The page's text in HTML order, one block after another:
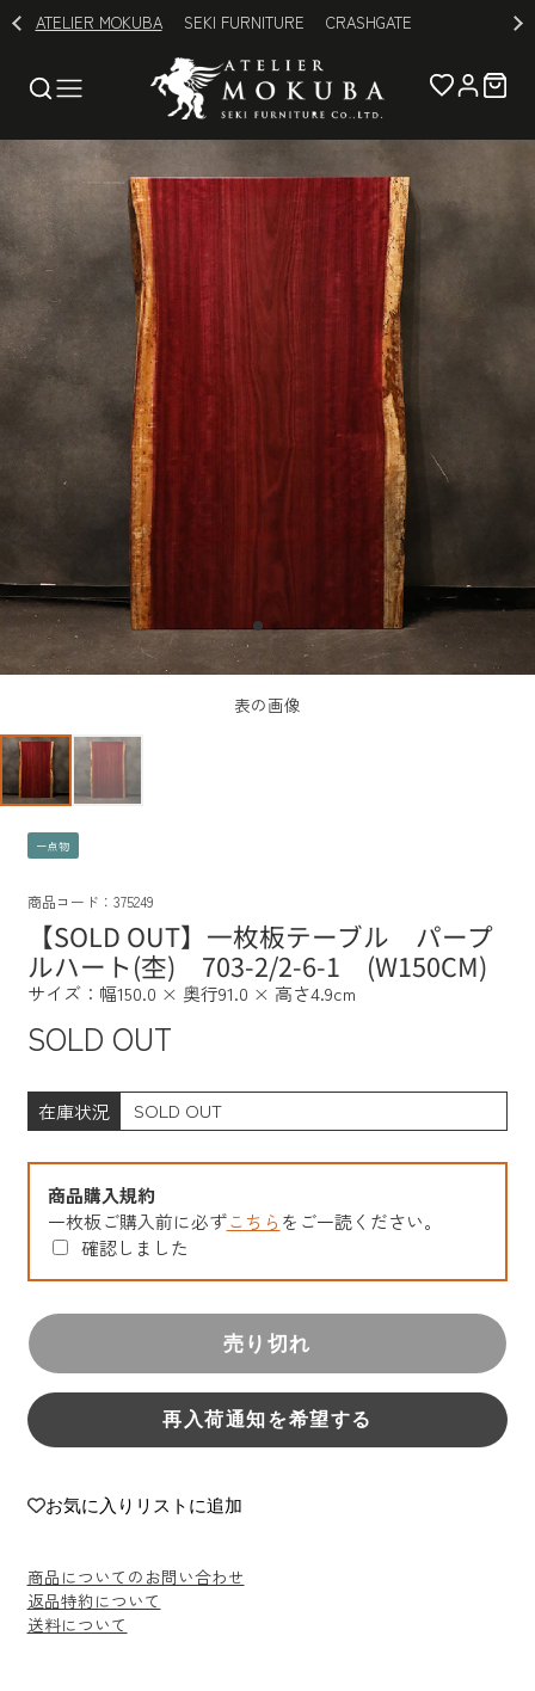
ATELIER MOKUBA SEKI FURNITURE CRASHGATE
表の画像
一点物
商品コード：375249
【SOLD OUT】一枚板テーブル パープ
ルハート(杢) 703-2/2-6-1 (W150CM)
サイズ：幅150.0 × 奥行91.0 × 高さ4.9cm
SOLD OUT
在庫状況 SOLD OUT
商品購入規約
一枚板ご購入前に必ずこちら をご一読ください。
確認しました
売り切れ
再入荷通知を希望する
お気に入りリストに追加
商品についてのお問い合わせ
返品特約について
送料について